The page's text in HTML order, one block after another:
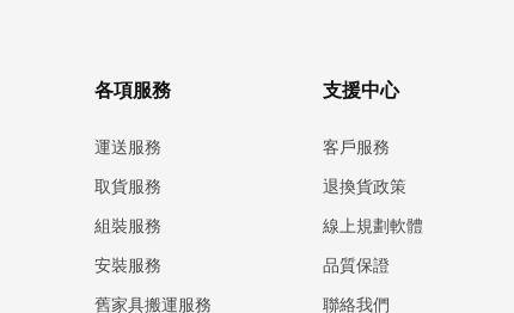
各項服務
運送服務
取貨服務
組裝服務
安裝服務
​舊家具搬運服務
支援中心
客戶服務
退換貨政策
線上規劃軟體
品質保證
聯絡我們